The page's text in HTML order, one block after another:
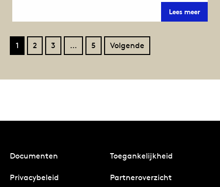
Lees meermei
1 2 3 … 5 Volgende
Documenten Toegankelijkheid
Privacybeleid Partneroverzicht